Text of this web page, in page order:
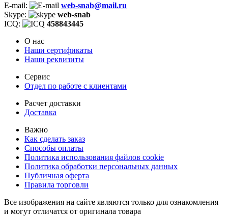
E-mail:
web-snab@mail.ru
Skype:
web-snab
ICQ:
458843445
О нас
Наши сертификаты
Наши реквизиты
Сервис
Отдел по работе с клиентами
Расчет доставки
Доставка
Важно
Как сделать заказ
Способы оплаты
Политика использования файлов cookie
Политика обработки персональных данных
Публичная оферта
Правила торговли
Все изображения на сайте являются только для ознакомления
и могут отличатся от оригинала товара